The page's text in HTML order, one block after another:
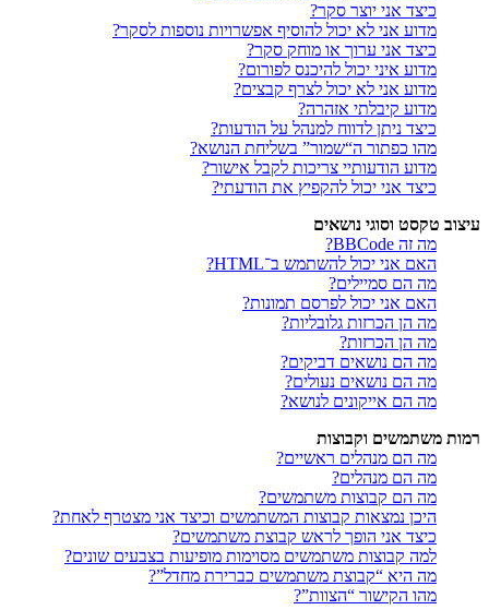
כיצד אני יוצר סקר?
מדוע אני לא יכול להוסיף אפשרויות נוספות לסקר?
כיצד אני ערוך או מוחק סקר?
מדוע איני יכול להיכנס לפורום?
מדוע אני לא יכול לצרף קבצים?
מדוע קיבלתי אזהרה?
כיצד ניתן לדווח למנהל על הודעות?
מהו כפתור ה“שמור” בשליחת הנושא?
מדוע הודעותיי צריכות לקבל אישור?
כיצד אני יכול להקפיץ את הודעתי?
עיצוב טקסט וסוגי נושאים
מה זה BBCode?
האם אני יכול להשתמש ב־HTML?
מה הם סמיילים?
האם אני יכול לפרסם תמונות?
מה הן הכרזות גלובליות?
מה הן הכרזות?
מה הם נושאים דביקים?
מה הם נושאים נעולים?
מה הם אייקונים לנושא?
רמות משתמשים וקבוצות
מה הם מנהלים ראשיים?
מה הם מנהלים?
מה הם קבוצות משתמשים?
היכן נמצאות קבוצות המשתמשים וכיצד אני מצטרף לאחת?
כיצד אני הופך לראש קבוצת משתמשים?
למה קבוצות משתמשים מסוימות מופיעות בצבעים שונים?
מה היא “קבוצת משתמשים כברירת מחדל”?
מהו הקישור “הצוות”?